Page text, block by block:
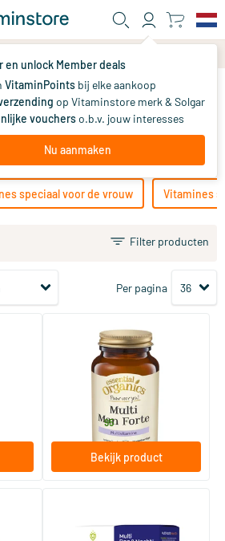
en unlock Member deals
VitaminPoints bij elke aankoop
op Vitaminstore merk & Solgar
voucherso.b.v. jouw interesses
Nu aanmaken
via chat of email
voor de
speciaal voor de vrouw Vitamines
Filter producten
Per pagina
(2)
Multi Man Forte Puur
60/​120 vegicaps
Essential Organics Puur
39.95
Bekijk product
Multi Dag & Nacht Man 50+